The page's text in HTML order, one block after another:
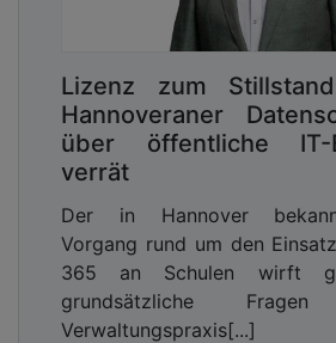
bzw. Einzelraumregelung
Monitoring aller Anlagen.
mussten zunächst die
Gebäudeautomationssysteme
480 (DIN 276) sowie die
Schulgebäudes auf den
Anlagenteile wie Ventile und
dabei nach Möglichkeit
neue Niagara-basierte
OAS SBS JACE 8N4 aufgeschaltet.
Lizenz zum
Hannoveraner
über öffentliche IT-
verrät
Der in Hannover
Vorgang rund um den
365 an Schulen wirft
grundsätzliche
Verwaltungspraxis[...]